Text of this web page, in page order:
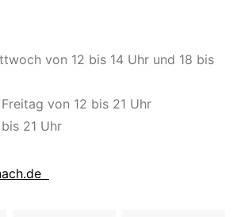
von 12 bis 14 Uhr und 18 bis
von 12 bis 21 Uhr
21 Uhr